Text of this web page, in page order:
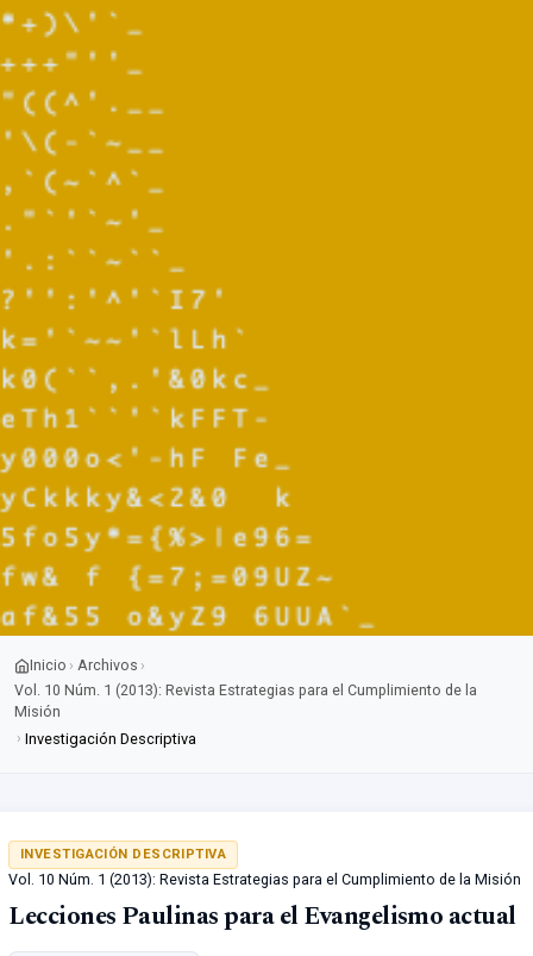
Inicio › Archivos ›
Vol. 10 Núm. 1 (2013): Revista Estrategias para el Cumplimiento de la
Misión
› Investigación Descriptiva
INVESTIGACIÓN DESCRIPTIVA
Vol. 10 Núm. 1 (2013): Revista Estrategias para el Cumplimiento de la Misión
Lecciones Paulinas para el Evangelismo actual